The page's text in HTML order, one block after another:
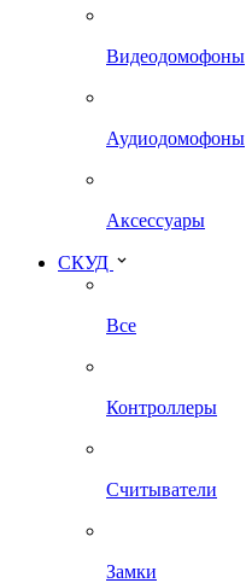
Видеодомофоны
Аудиодомофоны
Аксессуары
СКУД
Все
Контроллеры
Считыватели
Замки